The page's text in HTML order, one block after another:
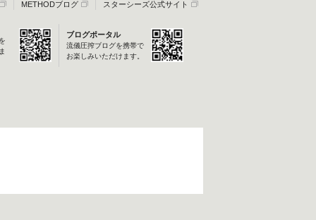
METHODブログ スターシーズ公式サイト
ブログポータル
流儀圧搾ブログを携帯で
お楽しみいただけます。